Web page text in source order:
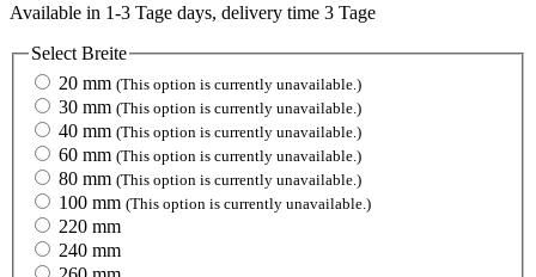
Available in 1-3 Tage days, delivery time 3 Tage
Select Breite
20 mm (This option is currently unavailable.)
30 mm (This option is currently unavailable.)
40 mm (This option is currently unavailable.)
60 mm (This option is currently unavailable.)
80 mm (This option is currently unavailable.)
100 mm (This option is currently unavailable.)
220 mm
240 mm